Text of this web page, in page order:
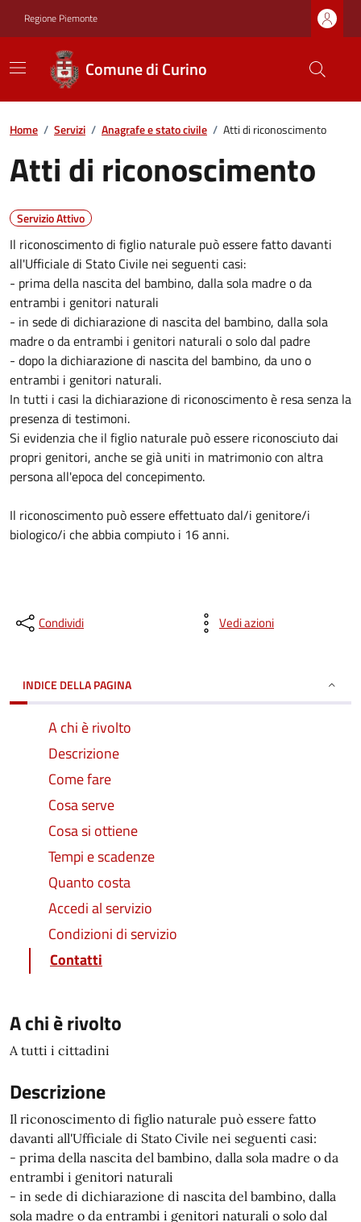
Regione Piemonte
Comune di Curino
Home / Servizi / Anagrafe e stato civile / Atti di riconoscimento
Atti di riconoscimento
Servizio Attivo
Il riconoscimento di figlio naturale può essere fatto davanti
all'Ufficiale di Stato Civile nei seguenti casi:
- prima della nascita del bambino, dalla sola madre o da
entrambi i genitori naturali
- in sede di dichiarazione di nascita del bambino, dalla sola
madre o da entrambi i genitori naturali o solo dal padre
- dopo la dichiarazione di nascita del bambino, da uno o
entrambi i genitori naturali.
In tutti i casi la dichiarazione di riconoscimento è resa senza la
presenza di testimoni.
Si evidenzia che il figlio naturale può essere riconosciuto dai
propri genitori, anche se già uniti in matrimonio con altra
persona all'epoca del concepimento.
Il riconoscimento può essere effettuato dal/i genitore/i
biologico/i che abbia compiuto i 16 anni.
Condividi Vedi azioni
INDICE DELLA PAGINA
A chi è rivolto
Descrizione
Come fare
Cosa serve
Cosa si ottiene
Tempi e scadenze
Quanto costa
Accedi al servizio
Condizioni di servizio
Contatti
A chi è rivolto
A tutti i cittadini
Descrizione
Il riconoscimento di figlio naturale può essere fatto
davanti all'Ufficiale di Stato Civile nei seguenti casi:
- prima della nascita del bambino, dalla sola madre o da
entrambi i genitori naturali
- in sede di dichiarazione di nascita del bambino, dalla
sola madre o da entrambi i genitori naturali o solo dal